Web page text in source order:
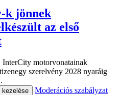
k jönnek
az első
motorvonatainak
szerelvény 2028 nyaráig
kezelése
Moderációs szabályzat